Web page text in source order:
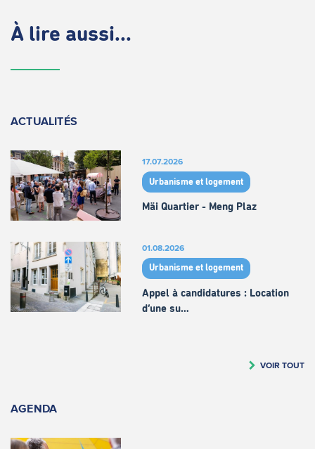
À lire aussi...
ACTUALITÉS
17.07.2026
Urbanisme et logement
Mäi Quartier - Meng Plaz
01.08.2026
Urbanisme et logement
Appel à candidatures : Location
d’une su…
VOIR TOUT
AGENDA